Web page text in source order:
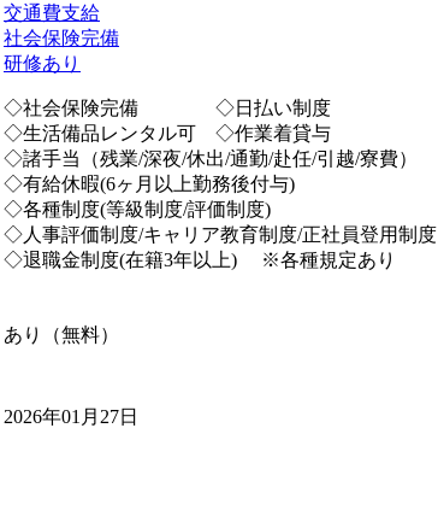
交通費支給
社会保険完備
研修あり
◇社会保険完備 ◇日払い制度
◇生活備品レンタル可 ◇作業着貸与
◇諸手当（残業/深夜/休出/通勤/赴任/引越/寮費）
◇有給休暇(6ヶ月以上勤務後付与)
◇各種制度(等級制度/評価制度)
◇人事評価制度/キャリア教育制度/正社員登用制度
◇退職金制度(在籍3年以上) ※各種規定あり
あり（無料）
2026年01月27日